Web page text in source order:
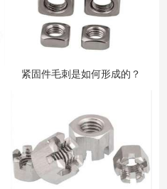
紧固件毛刺是如何形成的？